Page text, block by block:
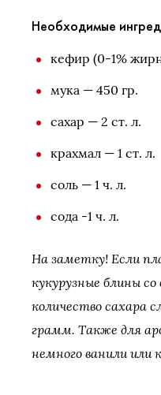
Необходимые
кефир (0-1%
мука — 450 гр.
сахар — 2 ст. л.
крахмал — 1 ст. л.
соль — 1 ч. л.
сода -1 ч. л.
На заметку! Если
кукурузные блины
количество сахара
грамм. Также для
немного ванили или